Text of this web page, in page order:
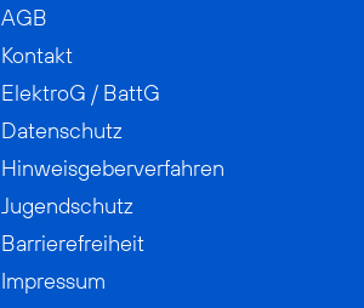
AGB
Kontakt
ElektroG / BattG
Datenschutz
Hinweisgeberverfahren
Jugendschutz
Barrierefreiheit
Impressum